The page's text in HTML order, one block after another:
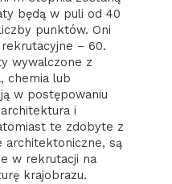
będą w puli od 40
punktów. Oni
– 60.
wywalczone z
chemia lub
w postępowaniu
i
te zdobyte z
architektoniczne, są
w rekrutacji na
krajobrazu.